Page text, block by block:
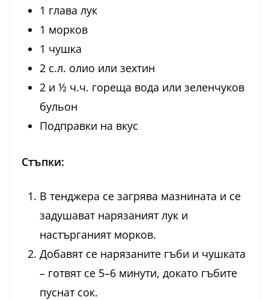
1 глава лук
1 морков
1 чушка
2 с.л. олио или зехтин
2 и ½ ч.ч. гореща вода или зеленчуков
бульон
Подправки на вкус
Стъпки:
В тенджера се загрява мазнината и се
задушават нарязаният лук и
настърганият морков.
Добавят се нарязаните гъби и чушката
– готвят се 5–6 минути, докато гъбите
пуснат сок.